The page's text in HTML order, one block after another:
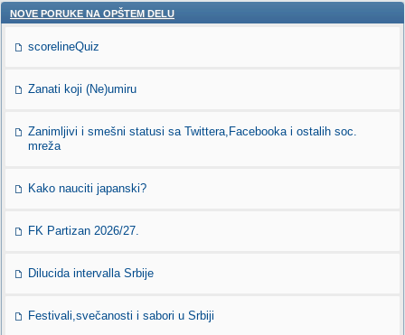
NOVE PORUKE NA OPŠTEM DELU
scorelineQuiz
Zanati koji (Ne)umiru
Zanimljivi i smešni statusi sa Twittera,Facebooka i ostalih soc.
mreža
Kako nauciti japanski?
FK Partizan 2026/27.
Dilucida intervalla Srbije
Festivali,svečanosti i sabori u Srbiji